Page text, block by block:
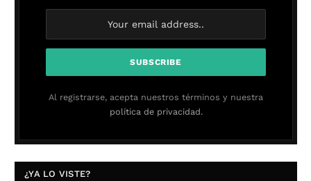
Al registrarse, acepta nuestros términos y nuestra
política de privacidad.
¿YA LO VISTE?